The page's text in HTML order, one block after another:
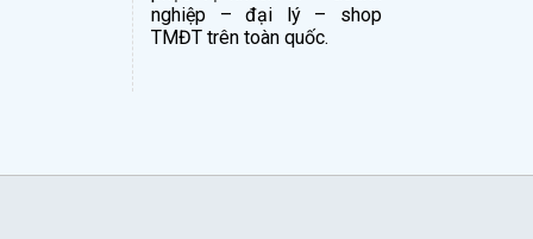
nghiệp – đại lý – shop
TMĐT trên toàn quốc.